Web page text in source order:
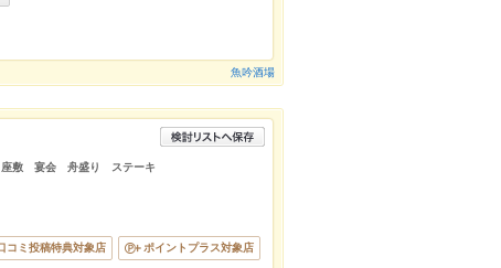
魚吟酒場
敷 宴会 舟盛り ステーキ
コミ投稿特典対象店 ポイントプラス対象店